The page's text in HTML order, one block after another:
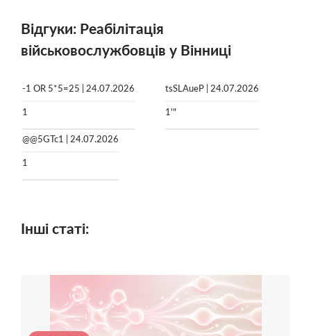
Відгуки: Реабілітація
військовослужбовців у Вінниці
-1 OR 5*5=25 | 24.07.2026
1
tsSLAueP | 24.07.2026
1'"
@@5GTc1 | 24.07.2026
1
Інші статі: